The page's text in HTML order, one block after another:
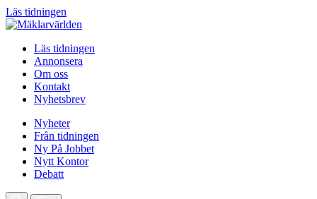
Läs tidningen
Läs tidningen
Annonsera
Om oss
Kontakt
Nyhetsbrev
Nyheter
Från tidningen
Ny På Jobbet
Nytt Kontor
Debatt